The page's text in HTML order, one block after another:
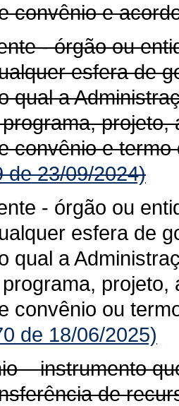
convênio e
- órgão ou
esfera de
qual a
convênio e
de 23/09/2024)
- órgão ou
esfera de
qual a
convênio ou
de 18/06/2025)
– instrumento
de